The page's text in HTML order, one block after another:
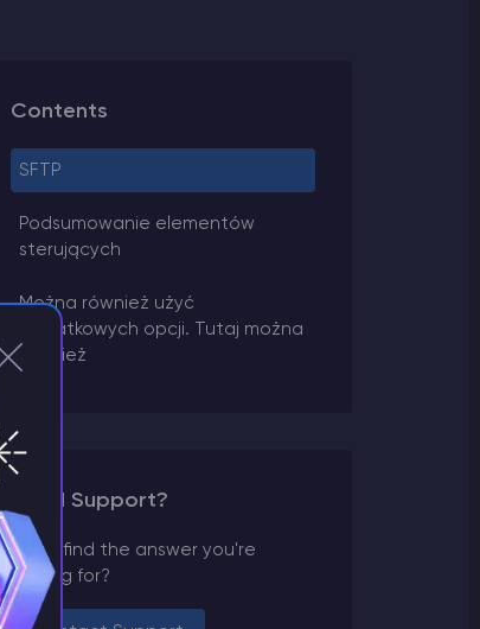
Contents
SFTP
Podsumowanie elementów
sterujących
Można również użyć
dodatkowych opcji. Tutaj można
również
Need Support?
Can't find the answer you're
looking for?